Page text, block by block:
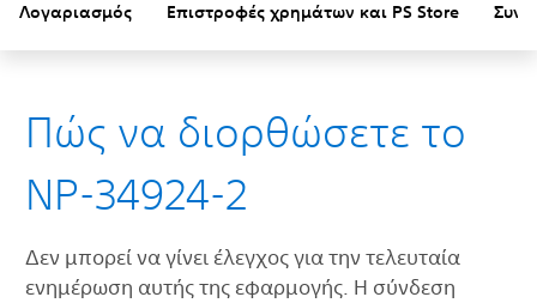
Λογαριασμός Επιστροφές χρημάτων και PS Store
Πώς να διορθώσετε το
NP-34924-2
Δεν μπορεί να γίνει έλεγχος για την τελευταία
ενημέρωση αυτής της εφαρμογής. Η σύνδεση